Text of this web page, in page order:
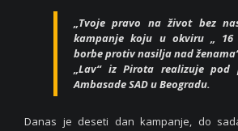
„Tvoje pravo na život bez
kampanje koju u okviru „ 16
borbe protiv nasilja nad
„Lav“ iz Pirota realizuje pod
Ambasade SAD u Beogradu.
Danas je deseti dan kampanje, do